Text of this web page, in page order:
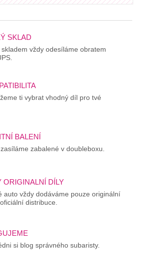
SKLAD
vždy odesíláme obratem
ti vybrat vhodný díl pro tvé
BALENÍ
zabalené v doubleboxu.
ORIGINALNÍ DÍLY
auto vždy dodáváme pouze originální
distribuce.
si blog správného subaristy.